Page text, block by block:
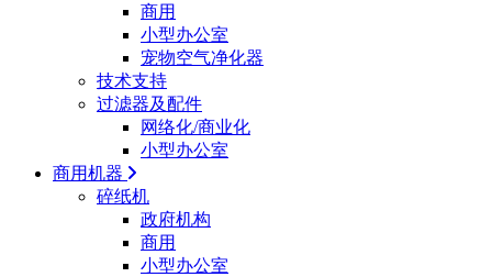
商用
小型办公室
宠物空气净化器
技术支持
过滤器及配件
网络化/商业化
小型办公室
商用机器
碎纸机
政府机构
商用
小型办公室